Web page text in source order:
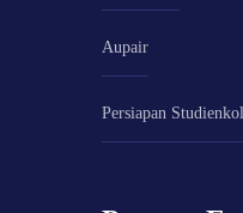
Aupair
Persiapan